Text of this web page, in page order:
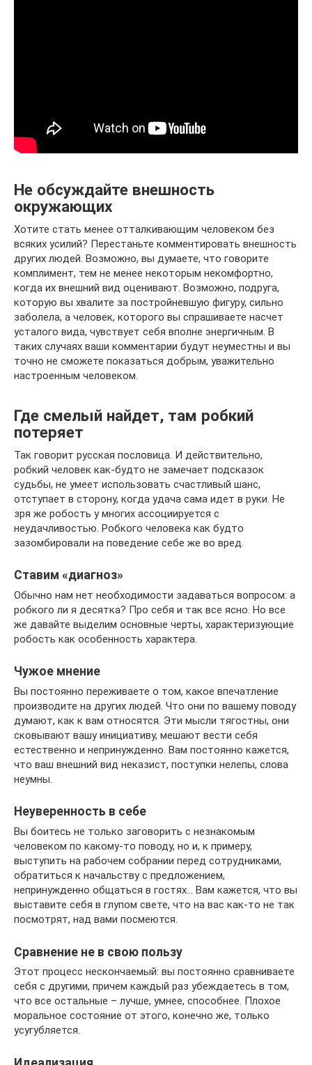
Не обсуждайте внешность
окружающих
Хотите стать менее отталкивающим человеком без
всяких усилий? Перестаньте комментировать внешность
других людей. Возможно, вы думаете, что говорите
комплимент, тем не менее некоторым некомфортно,
когда их внешний вид оценивают. Возможно, подруга,
которую вы хвалите за постройневшую фигуру, сильно
заболела, а человек, которого вы спрашиваете насчет
усталого вида, чувствует себя вполне энергичным. В
таких случаях ваши комментарии будут неуместны и вы
точно не сможете показаться добрым, уважительно
настроенным человеком.
Где смелый найдет, там робкий
потеряет
Так говорит русская пословица. И действительно,
робкий человек как-будто не замечает подсказок
судьбы, не умеет использовать счастливый шанс,
отступает в сторону, когда удача сама идет в руки. Не
зря же робость у многих ассоциируется с
неудачливостью. Робкого человека как будто
зазомбировали на поведение себе же во вред.
Ставим «диагноз»
Обычно нам нет необходимости задаваться вопросом: а
робкого ли я десятка? Про себя и так все ясно. Но все
же давайте выделим основные черты, характеризующие
робость как особенность характера.
Чужое мнение
Вы постоянно переживаете о том, какое впечатление
производите на других людей. Что они по вашему поводу
думают, как к вам относятся. Эти мысли тягостны, они
сковывают вашу инициативу, мешают вести себя
естественно и непринужденно. Вам постоянно кажется,
что ваш внешний вид неказист, поступки нелепы, слова
неумны.
Неуверенность в себе
Вы боитесь не только заговорить с незнакомым
человеком по какому-то поводу, но и, к примеру,
выступить на рабочем собрании перед сотрудниками,
обратиться к начальству с предложением,
непринужденно общаться в гостях… Вам кажется, что вы
выставите себя в глупом свете, что на вас как-то не так
посмотрят, над вами посмеются.
Сравнение не в свою пользу
Этот процесс нескончаемый: вы постоянно сравниваете
себя с другими, причем каждый раз убеждаетесь в том,
что все остальные – лучше, умнее, способнее. Плохое
моральное состояние от этого, конечно же, только
усугубляется.